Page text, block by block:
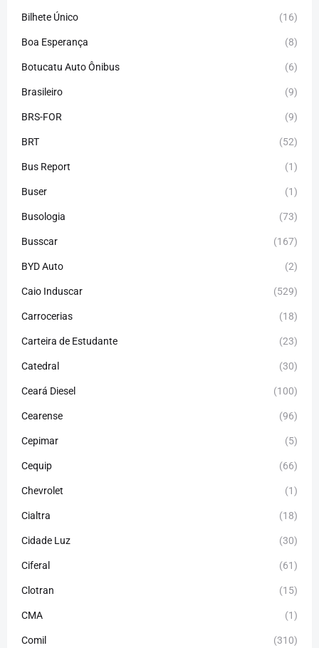
Bilhete Único (16)
Boa Esperança (8)
Botucatu Auto Ônibus (6)
Brasileiro (9)
BRS-FOR (9)
BRT (52)
Bus Report (1)
Buser (1)
Busologia (73)
Busscar (167)
BYD Auto (2)
Caio Induscar (529)
Carrocerias (18)
Carteira de Estudante (23)
Catedral (30)
Ceará Diesel (100)
Cearense (96)
Cepimar (5)
Cequip (66)
Chevrolet (1)
Cialtra (18)
Cidade Luz (30)
Ciferal (61)
Clotran (15)
CMA (1)
Comil (310)